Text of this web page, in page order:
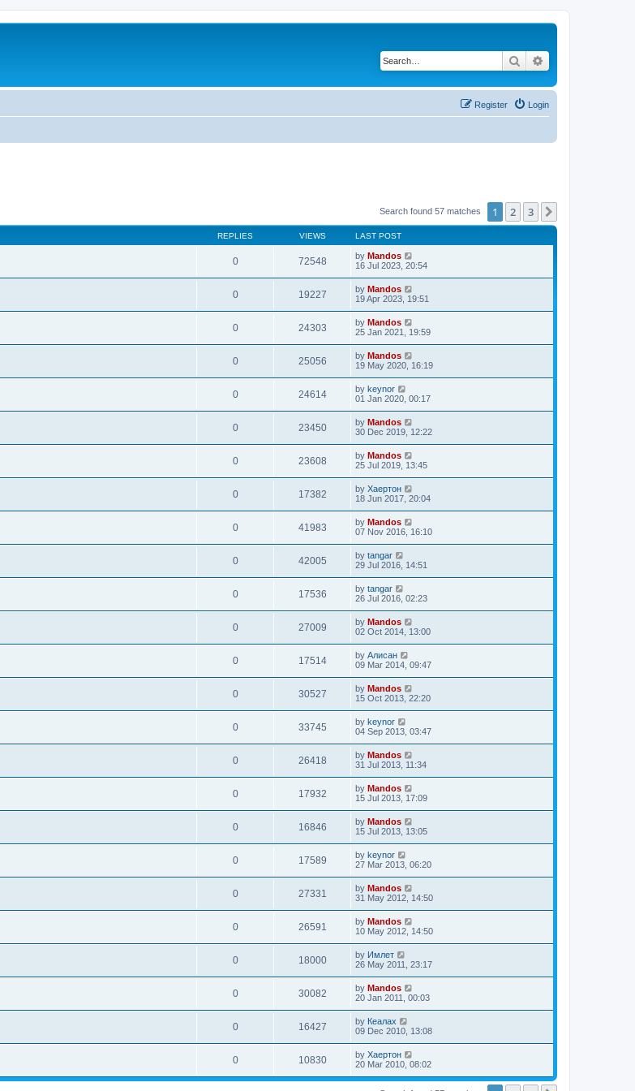
Search
Login
Register
Search found 57 matches 1 2 3
REPLIES VIEWS LAST POST
0 72548 by Mandos
16 Jul 2023, 20:54
0 19227 by Mandos
19 Apr 2023, 19:51
0 24303 by Mandos
25 Jan 2021, 19:59
0 25056 by Mandos
19 May 2020, 16:19
0 24614 by keynor
01 Jan 2020, 00:17
0 23450 by Mandos
30 Dec 2019, 12:22
0 23608 by Mandos
25 Jul 2019, 13:45
0 17382 by Хаертон
18 Jun 2017, 20:04
0 41983 by Mandos
07 Nov 2016, 16:10
0 42005 by tangar
29 Jul 2016, 14:51
0 17536 by tangar
26 Jul 2016, 02:23
0 27009 by Mandos
02 Oct 2014, 13:00
0 17514 by Алисан
09 Mar 2014, 09:47
0 30527 by Mandos
15 Oct 2013, 22:20
0 33745 by keynor
04 Sep 2013, 03:47
0 26418 by Mandos
31 Jul 2013, 11:34
0 17932 by Mandos
15 Jul 2013, 17:09
0 16846 by Mandos
15 Jul 2013, 13:05
0 17589 by keynor
27 Mar 2013, 06:20
0 27331 by Mandos
31 May 2012, 14:50
0 26591 by Mandos
10 May 2012, 14:50
0 18000 by Имлет
26 May 2011, 23:17
0 30082 by Mandos
20 Jan 2011, 00:03
0 16427 by Кеалах
09 Dec 2010, 13:08
0 10830 by Хаертон
20 Mar 2010, 08:02